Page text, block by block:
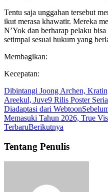
Tentu saja unggahan tersebut
ikut merasa khawatir. Mereka
N’Yok dan berharap pelaku
setimpal sesuai hukum yang
Membagikan:
Kecepatan:
Dibintangi Joong Archen,
Areekul, Juve9 Rilis Poster
Diadaptasi dari Webtoon
Memasuki Tahun 2026, True
TerbaruBerikutnya
Tentang Penulis